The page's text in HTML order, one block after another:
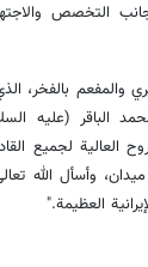
جانب التخصص
والمفعم بالفخر،
الباقر (عليه
العالية لجميع
وأسأل الله
العظيمة."